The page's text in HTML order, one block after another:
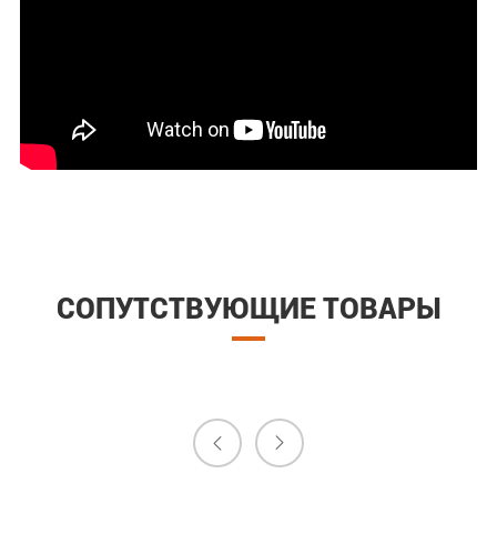
СОПУТСТВУЮЩИЕ ТОВАРЫ
 